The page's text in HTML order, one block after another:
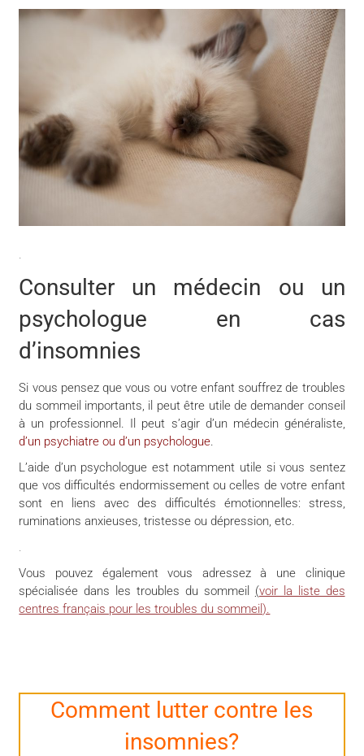
.
Consulter un médecin ou un
psychologue en cas
d’insomnies
Si vous pensez que vous ou votre enfant souffrez de troubles
du sommeil importants, il peut être utile de demander conseil
à un professionnel. Il peut s’agir d’un médecin généraliste,
d’un psychiatre ou d’un psychologue.
L’aide d’un psychologue est notamment utile si vous sentez
que vos difficultés endormissement ou celles de votre enfant
sont en liens avec des difficultés émotionnelles: stress,
ruminations anxieuses, tristesse ou dépression, etc.
.
Vous pouvez également vous adressez à une clinique
spécialisée dans les troubles du sommeil (voir la liste des
centres français pour les troubles du sommeil).
Comment lutter contre les
insomnies?